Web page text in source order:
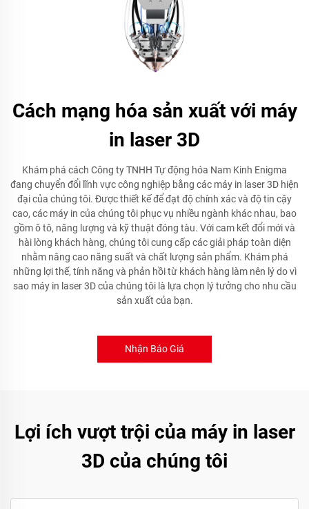
Cách mạng hóa sản xuất với máy
in laser 3D
Khám phá cách Công ty TNHH Tự động hóa Nam Kinh Enigma
đang chuyển đổi lĩnh vực công nghiệp bằng các máy in laser 3D hiện
đại của chúng tôi. Được thiết kế để đạt độ chính xác và độ tin cậy
cao, các máy in của chúng tôi phục vụ nhiều ngành khác nhau, bao
gồm ô tô, năng lượng và kỹ thuật đóng tàu. Với cam kết đổi mới và
hài lòng khách hàng, chúng tôi cung cấp các giải pháp toàn diện
nhằm nâng cao năng suất và chất lượng sản phẩm. Khám phá
những lợi thế, tính năng và phản hồi từ khách hàng làm nên lý do vì
sao máy in laser 3D của chúng tôi là lựa chọn lý tưởng cho nhu cầu
sản xuất của bạn.
Nhận Báo Giá
Lợi ích vượt trội của máy in laser
3D của chúng tôi